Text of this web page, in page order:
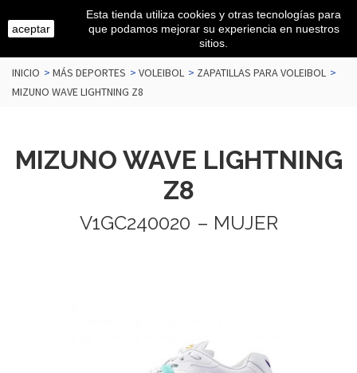
INICIO > MÁS DEPORTES > VOLEIBOL > ZAPATILLAS PARA VOLEIBOL >
MIZUNO WAVE LIGHTNING Z8
MIZUNO WAVE LIGHTNING
Z8
V1GC240020 – MUJER
aceptar
Esta tienda utiliza cookies y otras tecnologías para
que podamos mejorar su experiencia en nuestros
sitios.